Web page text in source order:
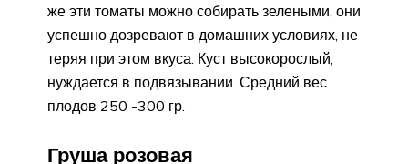
же эти томаты можно собирать зелеными, они
успешно дозревают в домашних условиях, не
теряя при этом вкуса. Куст высокорослый,
нуждается в подвязывании. Средний вес
плодов 250 -300 гр.
Груша розовая